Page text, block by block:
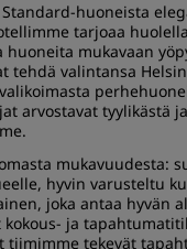
huoneista
tarjoaa huolella
mukavaan
tehdä valintansa
arvostavat tyylikästä
mukavuudesta:
hyvin varusteltu
joka antaa hyvän
ja
tiimimme tekevät